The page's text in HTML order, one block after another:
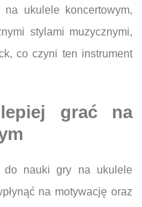
ukulele koncertowym,
stylami muzycznymi,
co czyni ten instrument
grać na
do nauki gry na ukulele
na motywację oraz